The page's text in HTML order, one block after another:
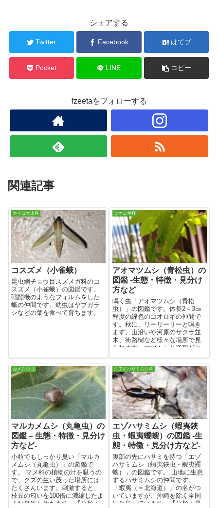
シェアする
Twitter Facebook はてブ
Pocket LINE コピー
fzeetaをフォローする
関連記事
カイコガ上科
コスズメ（小雀蛾）
昆虫綱チョウ目スズメガ科のコ
スズメ（小雀蛾）の図鑑です。
戦闘機のようなフォルムをした
蛾の仲間です。幼虫はヤブガラ
シなどの葉を食べて育ちます。
コオロギ科
アオマツムシ（青松虫）の
図鑑 -生態・特徴・見分け
方など
鳴く虫「アオマツムシ（青松
虫）」の図鑑です。体長2～3㎝
程度の緑色のコオロギの仲間で
す。秋に、リーリーリーと鳴き
ます。山沿いや河原のサクラ並
木、街路樹など様々な場所で見
られます。マツムシと姿形がと
【分類：昆虫綱バッタ目コオロ
ギ科】
カメムシ目
マルカメムシ（丸亀虫）の
図鑑 – 生態・特徴・見分け
方など-
小粒でもしっかり臭い「マルカ
メムシ（丸亀虫）」の図鑑で
す。 マメ科の植物の汁を吸うの
で、クズの生い茂った場所には
たくさんいます。刺激すると、
枝豆の匂いを100倍に濃縮したよ
うな臭気を放ちます。【分類：
クヌギハサミムシ科
エゾハサミムシ（蝦夷鋏
虫・蝦夷蠼螋）の図鑑 -生
態・特徴・見分け方など-
腹部の先にハサミを持つ「エゾ
ハサミムシ（蝦夷鋏虫・蝦夷蠼
螋）」の図鑑です。 山地に生息
するハサミムシの仲間です。
「蝦夷（＝北海道）」の名がつ
いていますが、沖縄を除く全国
に生息しています。【分類：昆